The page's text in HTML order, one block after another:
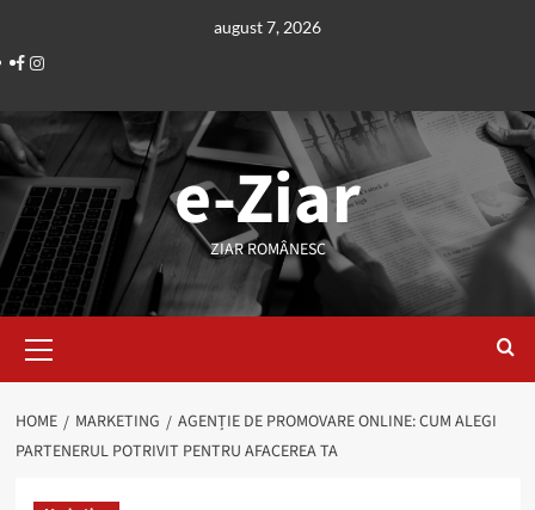
content
august 7, 2026
Facebook
Instagram
e-Ziar
ZIAR ROMÂNESC
Menu
HOME MARKETING
AGENȚIE DE PROMOVARE ONLINE: CUM ALEGI
PARTENERUL POTRIVIT PENTRU AFACEREA TA